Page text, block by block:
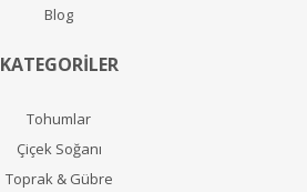
Blog
KATEGORİLER
Tohumlar
Çiçek Soğanı
Toprak & Gübre